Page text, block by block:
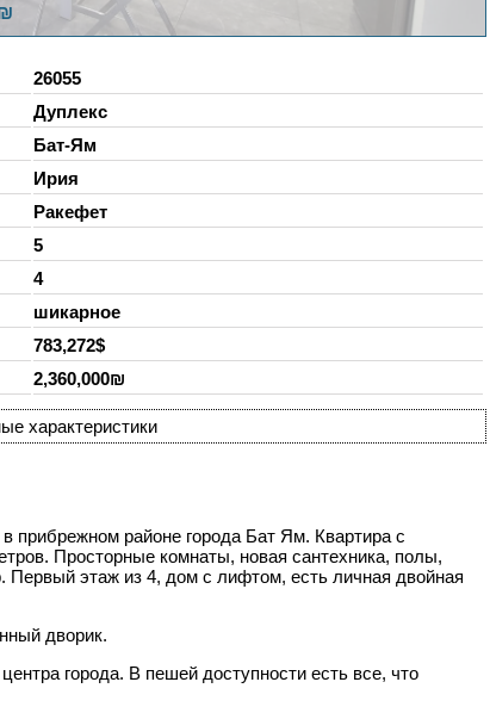
26055
Дуплекс
Бат-Ям
Ирия
Ракефет
5
4
шикарное
783,272$
2,360,000₪
характеристики
прибрежном районе города Бат Ям. Квартира с
Просторные комнаты, новая сантехника, полы,
Первый этаж из 4, дом с лифтом, есть личная двойная
дворик.
города. В пешей доступности есть все, что